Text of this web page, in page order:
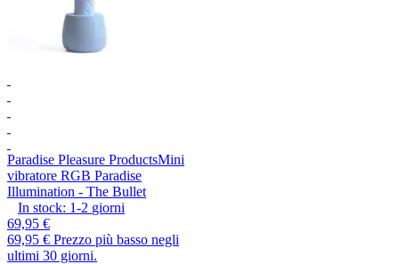
Paradise Pleasure ProductsMini
vibratore RGB Paradise
Illumination - The Bullet
In stock: 1-2 giorni
69,95 €
69,95 € Prezzo più basso negli
ultimi 30 giorni.